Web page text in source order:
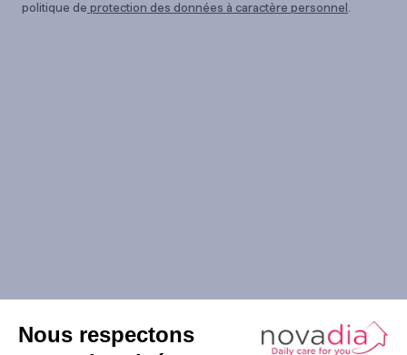
politique de protection des données à caractère personnel